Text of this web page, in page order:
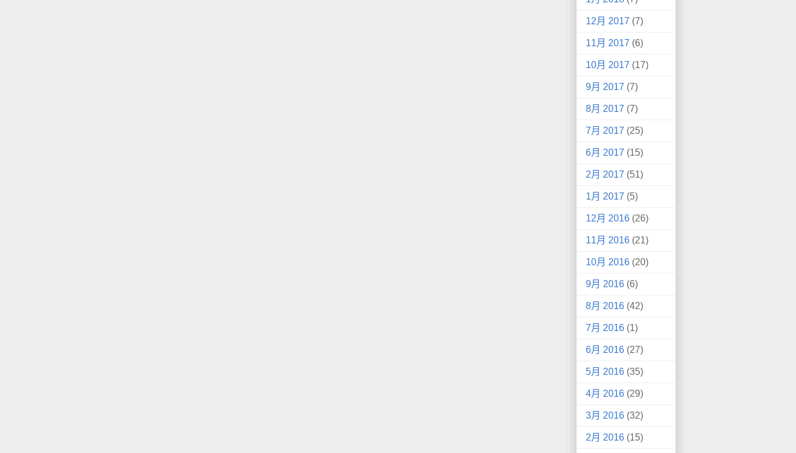
12月 2017 (7)
11月 2017 (6)
10月 2017 (17)
9月 2017 (7)
8月 2017 (7)
7月 2017 (25)
6月 2017 (15)
2月 2017 (51)
1月 2017 (5)
12月 2016 (26)
11月 2016 (21)
10月 2016 (20)
9月 2016 (6)
8月 2016 (42)
7月 2016 (1)
6月 2016 (27)
5月 2016 (35)
4月 2016 (29)
3月 2016 (32)
2月 2016 (15)